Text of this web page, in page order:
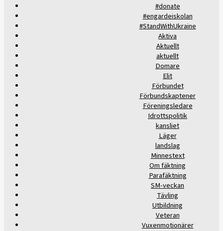
#donate
#engardeiskolan
#StandWithUkraine
Aktiva
Aktuellt
aktuellt
Domare
Elit
Förbundet
Förbundskaptener
Föreningsledare
Idrottspolitik
kansliet
Läger
landslag
Minnestext
Om fäktning
Parafäktning
SM-veckan
Tävling
Utbildning
Veteran
Vuxenmotionärer